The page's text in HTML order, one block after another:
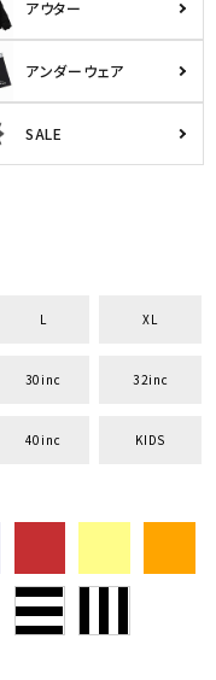
アウター
アンダーウェア
SALE
L XL
30inc 32inc
40inc KIDS